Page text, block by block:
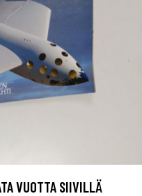
VUOTTA SIIVILLÄ